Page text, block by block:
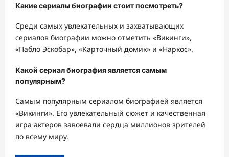
Какие сериалы биографии стоит посмотреть?
Среди самых увлекательных и захватывающих
сериалов биографии можно отметить «Викинги»,
«Пабло Эскобар», «Карточный домик» и «Наркос».
Какой сериал биография является самым
популярным?
Самым популярным сериалом биографией является
«Викинги». Его увлекательный сюжет и качественная
игра актеров завоевали сердца миллионов зрителей
по всему миру.